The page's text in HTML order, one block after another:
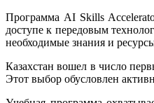
Программа AI Skills
доступе к передовым
необходимые знания и
Казахстан вошел в число
Этот выбор обусловлен